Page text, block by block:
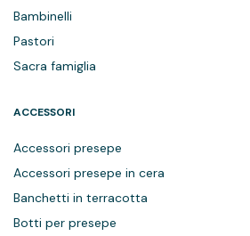
Bambinelli
Pastori
Sacra famiglia
ACCESSORI
Accessori presepe
Accessori presepe in cera
Banchetti in terracotta
Botti per presepe